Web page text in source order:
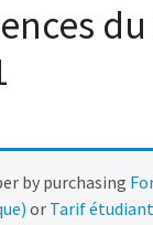
du
by purchasing
or Tarif